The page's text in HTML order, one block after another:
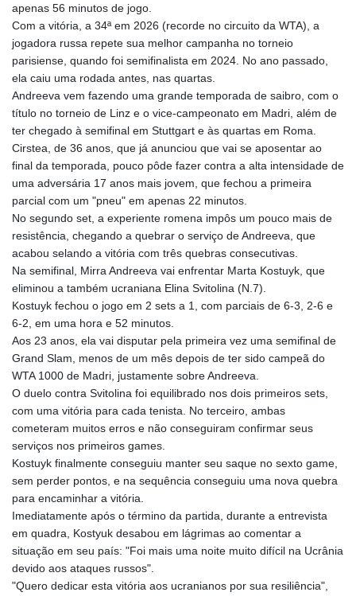
apenas 56 minutos de jogo.
Com a vitória, a 34ª em 2026 (recorde no circuito da WTA), a
jogadora russa repete sua melhor campanha no torneio
parisiense, quando foi semifinalista em 2024. No ano passado,
ela caiu uma rodada antes, nas quartas.
Andreeva vem fazendo uma grande temporada de saibro, com o
título no torneio de Linz e o vice-campeonato em Madri, além de
ter chegado à semifinal em Stuttgart e às quartas em Roma.
Cirstea, de 36 anos, que já anunciou que vai se aposentar ao
final da temporada, pouco pôde fazer contra a alta intensidade de
uma adversária 17 anos mais jovem, que fechou a primeira
parcial com um "pneu" em apenas 22 minutos.
No segundo set, a experiente romena impôs um pouco mais de
resistência, chegando a quebrar o serviço de Andreeva, que
acabou selando a vitória com três quebras consecutivas.
Na semifinal, Mirra Andreeva vai enfrentar Marta Kostuyk, que
eliminou a também ucraniana Elina Svitolina (N.7).
Kostuyk fechou o jogo em 2 sets a 1, com parciais de 6-3, 2-6 e
6-2, em uma hora e 52 minutos.
Aos 23 anos, ela vai disputar pela primeira vez uma semifinal de
Grand Slam, menos de um mês depois de ter sido campeã do
WTA 1000 de Madri, justamente sobre Andreeva.
O duelo contra Svitolina foi equilibrado nos dois primeiros sets,
com uma vitória para cada tenista. No terceiro, ambas
cometeram muitos erros e não conseguiram confirmar seus
serviços nos primeiros games.
Kostuyk finalmente conseguiu manter seu saque no sexto game,
sem perder pontos, e na sequência conseguiu uma nova quebra
para encaminhar a vitória.
Imediatamente após o término da partida, durante a entrevista
em quadra, Kostyuk desabou em lágrimas ao comentar a
situação em seu país: "Foi mais uma noite muito difícil na Ucrânia
devido aos ataques russos".
"Quero dedicar esta vitória aos ucranianos por sua resiliência",